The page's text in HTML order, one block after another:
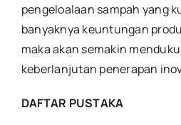
pengeloalaan sampah yang
banyaknya keuntungan
maka akan semakin
keberlanjutan penerapan
DAFTAR PUSTAKA